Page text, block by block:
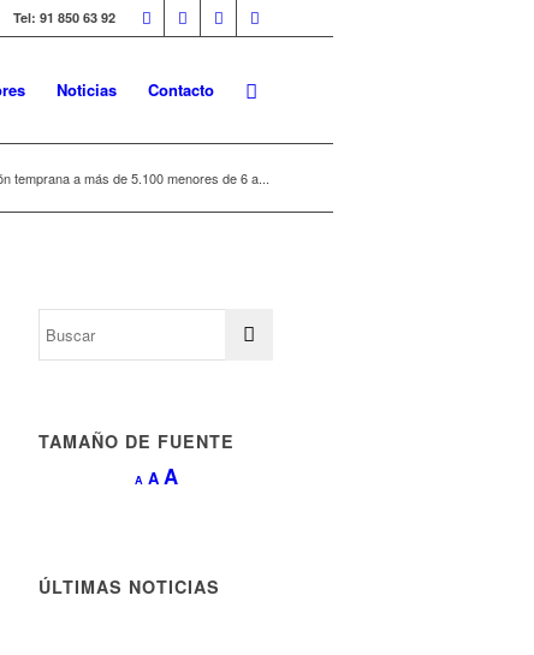
Tel: 91 850 63 92
Noticias Contacto
temprana a más de 5.100 menores de 6 a...
TAMAÑO DE FUENTE
A Reducir
ARestablecer
AAumentar
ÚLTIMAS NOTICIAS